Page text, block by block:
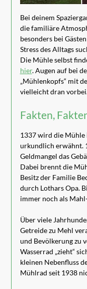
Bei deinem
die familiäre
besonders bei
Stress des Alltags
Die Mühle selbst
hier. Augen auf bei
„Mühlenkopfs“ mit
vielleicht dran
Fakten,
1337 wird die Mühle
urkundlich erwähnt.
Geldmangel das
Dabei brennt die
Besitz der Familie
durch Lothars Opa.
immer noch als
Über viele
Getreide zu Mehl
und Bevölkerung zu
Wasserrad „zieht“
kleinen Nebenfluss
Mühlrad seit 1938